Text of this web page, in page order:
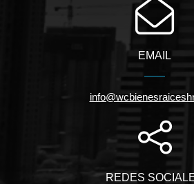
EMAIL
REDES